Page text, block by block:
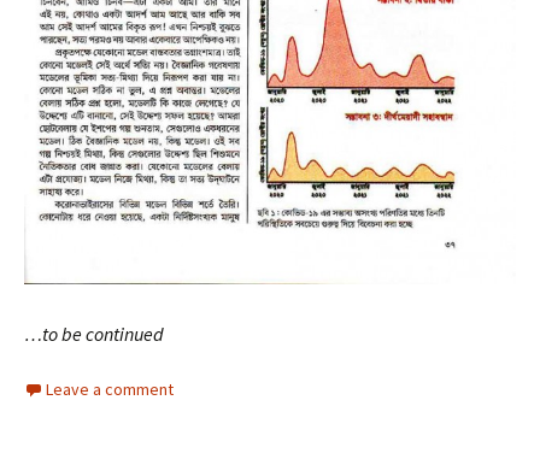
…to be continued
Leave a comment